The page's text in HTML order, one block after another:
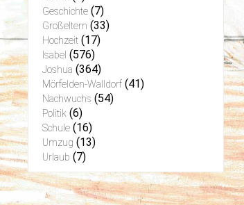
Geschichte (7)
Großeltern (33)
Hochzeit (17)
Isabel (576)
Joshua (364)
Mörfelden-Walldorf (41)
Nachwuchs (54)
Politik (6)
Schule (16)
Umzug (13)
Urlaub (7)